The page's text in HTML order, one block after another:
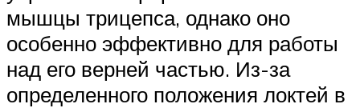
мышцы трицепса, однако оно
особенно эффективно для работы
над его верней частью. Из-за
определенного положения локтей в